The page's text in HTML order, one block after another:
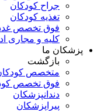
جراح کودکان
تغذیه کودکان
فوق تخصص
کلیه و مجاری
پزشکان ما
بازگشت
متخصص
فوق تخصص
دندانپزشکان
پیراپزشکان